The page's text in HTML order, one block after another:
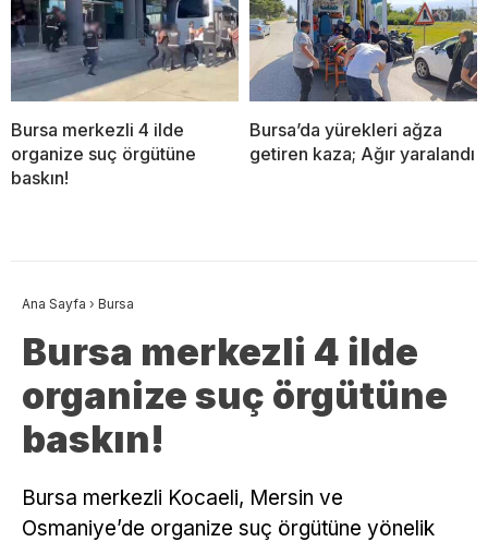
Bursa merkezli 4 ilde
organize suç örgütüne
baskın!
Bursa’da yürekleri ağza
getiren kaza; Ağır yaralandı
Ana Sayfa › Bursa
Bursa merkezli 4 ilde
organize suç örgütüne
baskın!
Bursa merkezli Kocaeli, Mersin ve
Osmaniye’de organize suç örgütüne yönelik